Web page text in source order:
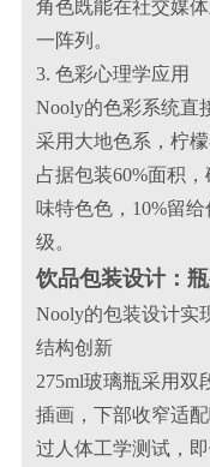
角色既能在社交媒
一阵列。
3. 色彩心理学应用
Nooly的色彩系统直
采用大地色系，柠
占据包装60%面积
味特色色，10%留
级。
饮品包装设计：
Nooly的包装设计实
结构创新
275ml玻璃瓶采用双
插画，下部收窄适
过人体工学测试，